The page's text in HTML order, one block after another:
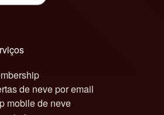
de neve por email
mobile de neve